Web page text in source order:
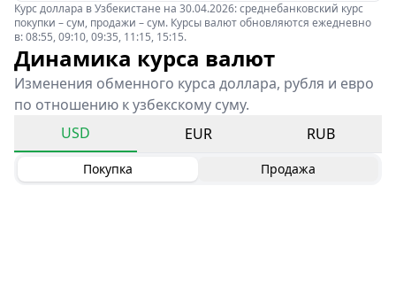
Курс доллара в Узбекистане на 30.04.2026: среднебанковский курс
покупки – сум, продажи – сум. Курсы валют обновляются ежедневно
в: 08:55, 09:10, 09:35, 11:15, 15:15.
Динамика курса валют
Изменения обменного курса доллара, рубля и евро
по отношению к узбекскому суму.
USD
EUR RUB
Покупка Продажа